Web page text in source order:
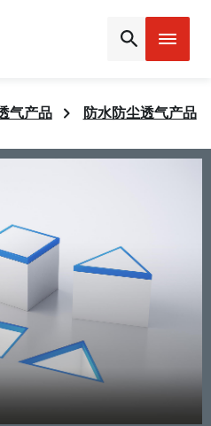
气产品 防水防尘透气产品